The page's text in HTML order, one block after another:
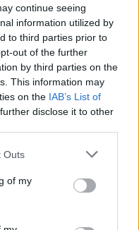
continue seeing
information utilized by
to third parties prior to
out of the further
by third parties on the
This information may
on the IAB’s List of
disclose it to other
Outs
of my
pubblicitari
e sulle emittenti
- DGR 221-25 -
contributi previdenziali